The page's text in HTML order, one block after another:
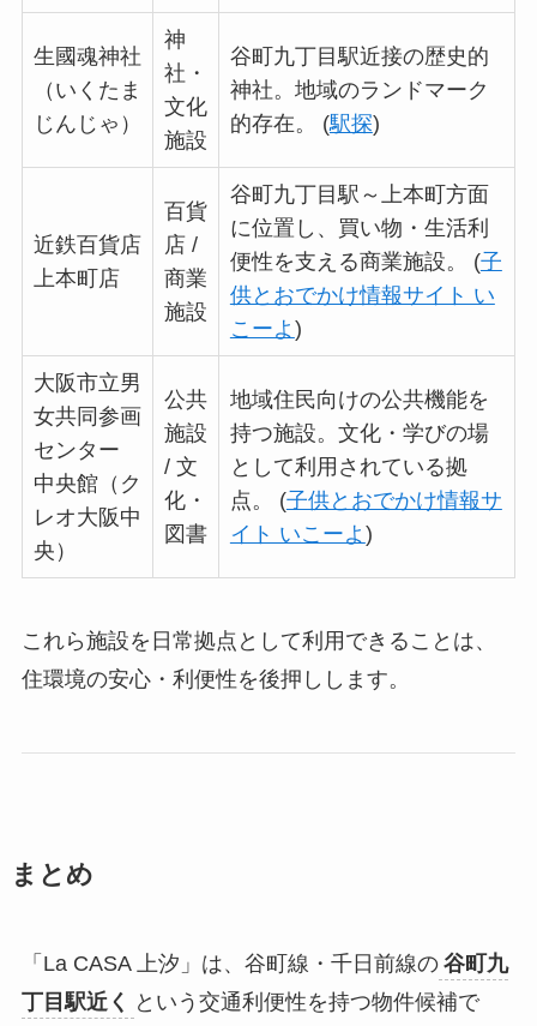
生國魂神社
（いくたま
じんじゃ）
神
社・
文化
施設
谷町九丁目駅近接の歴史的
神社。地域のランドマーク
的存在。 (駅探)
近鉄百貨店
上本町店
百貨
店 /
商業
施設
谷町九丁目駅～上本町方面
に位置し、買い物・生活利
便性を支える商業施設。 (子
供とおでかけ情報サイト い
こーよ )
大阪市立男
女共同参画
センター
中央館（ク
レオ大阪中
央）
公共
施設
/ 文
化・
図書
地域住民向けの公共機能を
持つ施設。文化・学びの場
として利用されている拠
点。 (子供とおでかけ情報サ
イト いこーよ )
これら施設を日常拠点として利用できることは、
住環境の安心・利便性を後押しします。
まとめ
「La CASA 上汐」は、谷町線・千日前線の 谷町九
丁目駅近く という交通利便性を持つ物件候補で